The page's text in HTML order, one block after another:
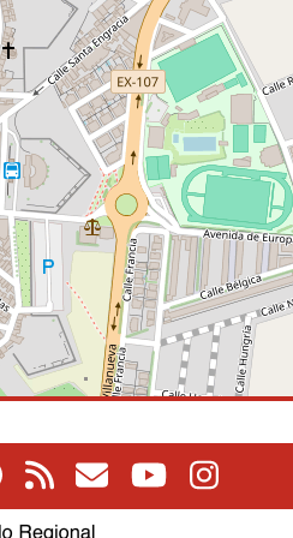
Facebook
RSS Correo electrónico
YoutubeInstagram